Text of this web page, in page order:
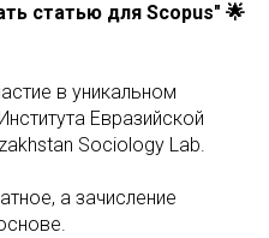
статью для Scopus" 🌟
в уникальном
Евразийской
Sociology Lab.
а зачисление